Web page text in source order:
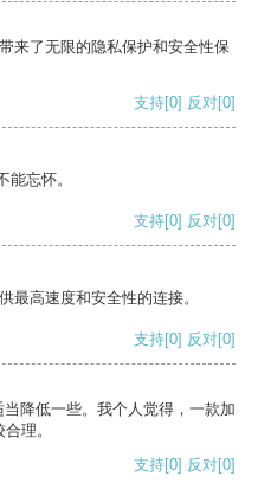
来了无限的隐私保护和安全性保
支持[0] 反对[0]
忘怀。
支持[0] 反对[0]
最高速度和安全性的连接。
支持[0] 反对[0]
降低一些。我个人觉得，一款加
理。
支持[0] 反对[0]